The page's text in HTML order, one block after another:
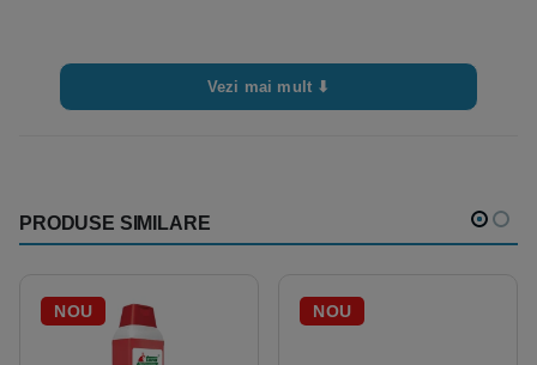
Vezi mai mult ⬇
PRODUSE SIMILARE
NOU NOU